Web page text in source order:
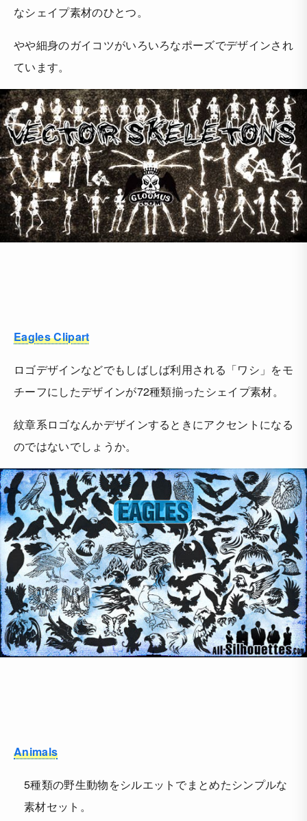
なシェイプ素材のひとつ。
やや細身のガイコツがいろいろなポーズでデザインされ
ています。
Eagles Clipart
ロゴデザインなどでもしばしば利用される「ワシ」をモ
チーフにしたデザインが72種類揃ったシェイプ素材。
紋章系ロゴなんかデザインするときにアクセントになる
のではないでしょうか。
Animals
5種類の野生動物をシルエットでまとめたシンプルな
素材セット。